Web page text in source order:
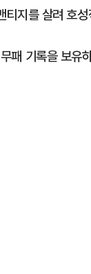
지를 살려 호
패 기록을 보유